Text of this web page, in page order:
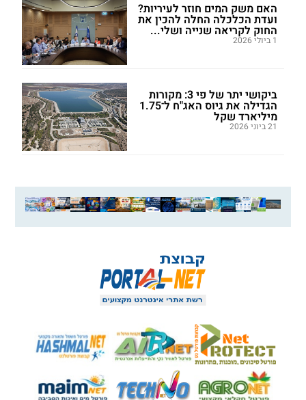
האם משק המים חוזר לעיריות?
ועדת הכלכלה החלה להכין את
החוק לקריאה שנייה ושלי...
1 ביולי 2026
ביקושי יתר של פי 3: מקורות
הגדילה את גיוס האג"ח ל־1.75
מיליארד שקל
21 ביוני 2026